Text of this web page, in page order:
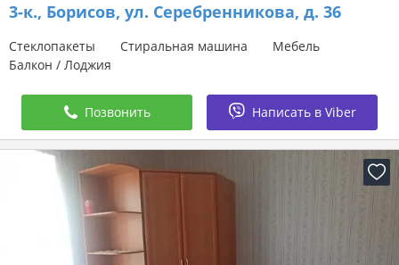
3-к., Борисов, ул. Серебренникова, д. 36
Стеклопакеты Стиральная машина
Мебель
Балкон / Лоджия
Позвонить Написать в Viber